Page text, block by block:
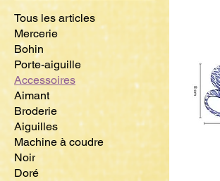
Tous les articles
Mercerie
Bohin
Porte-aiguille
Accessoires
Aimant
Broderie
Aiguilles
Machine à coudre
Noir
Doré